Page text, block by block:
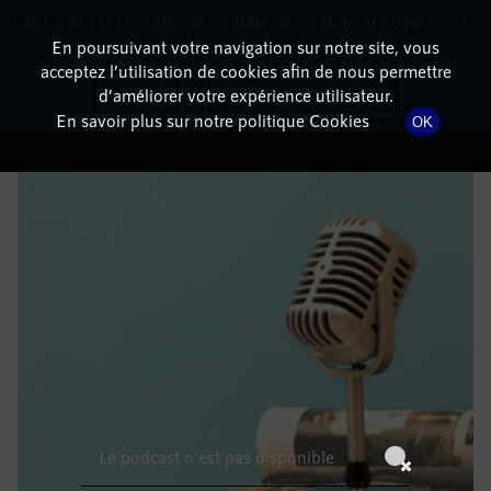
DÉTAILS DE L'ÉPISODE
17 juillet 2022à 13h59 , durée : Invalid date
En poursuivant votre navigation sur notre site, vous
acceptez l’utilisation de cookies afin de nous permettre
d’améliorer votre expérience utilisateur.
En savoir plus sur notre politique Cookies
OK
dessous pour l'installer.
Non merci Télécharger l'application
Le podcast n'est pas disponible